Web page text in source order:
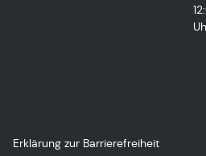
Erklärung zur Barrierefreiheit